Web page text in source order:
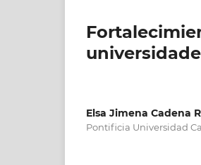
Elsa Jimena Cadena
Pontificia Universidad